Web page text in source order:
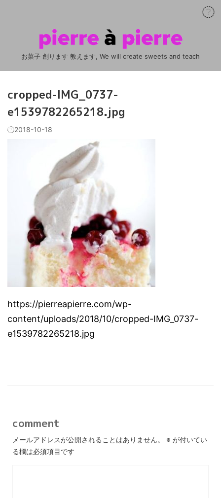
お菓子 創ります 教えます, We will create sweets and teach
cropped-IMG_0737-
e1539782265218.jpg
2018-10-18
https://pierreapierre.com/wp-
content/uploads/2018/10/cropped-IMG_0737-
e1539782265218.jpg
comment
メールアドレスが公開されることはありません。 ※ が付いてい
る欄は必須項目です